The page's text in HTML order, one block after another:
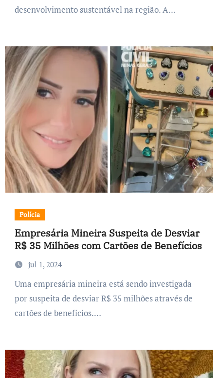
desenvolvimento sustentável na região. A…
Polícia
Empresária Mineira Suspeita de Desviar
R$ 35 Milhões com Cartões de Benefícios
jul 1, 2024
Uma empresária mineira está sendo investigada
por suspeita de desviar R$ 35 milhões através de
cartões de benefícios.…